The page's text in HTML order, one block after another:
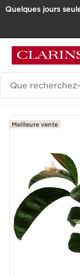
ALLER AU
Quelques jours
Historique des recherches
Meilleure vente